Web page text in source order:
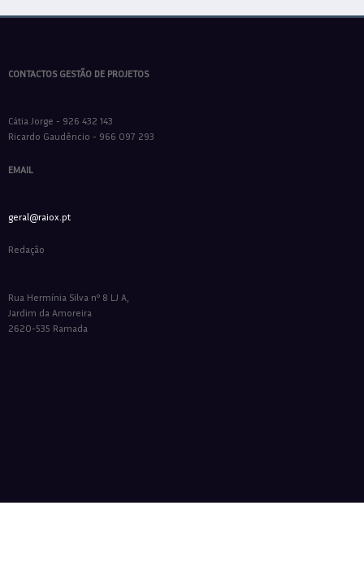
CONTACTOS GESTÃO DE PROJETOS
Cátia Jorge - 926 432 143
Ricardo Gaudêncio - 966 097 293
EMAIL
geral@raiox.pt
Redação
Rua Hermínia Silva nº 8 LJ A,
Jardim da Amoreira
2620-535 Ramada